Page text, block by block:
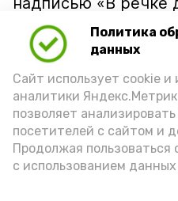
Политика
данных
Сайт использует cookie
аналитики
позволяет
посетителей с сайтом и
Продолжая пользоваться
с использованием данных